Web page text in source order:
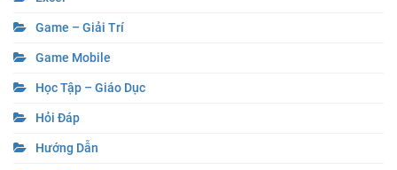
Game – Giải Trí
Game Mobile
Học Tập – Giáo Dục
Hỏi Đáp
Hướng Dẫn